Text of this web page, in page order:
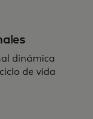
dinámica
de vida